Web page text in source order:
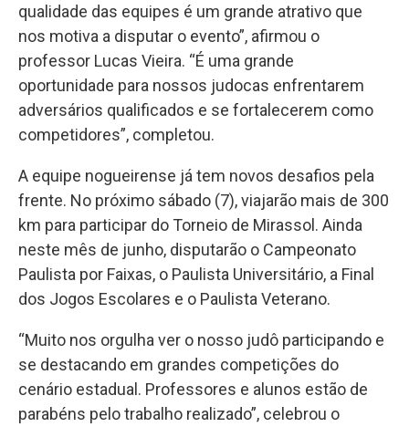
qualidade das equipes é um grande atrativo que
nos motiva a disputar o evento”, afirmou o
professor Lucas Vieira. “É uma grande
oportunidade para nossos judocas enfrentarem
adversários qualificados e se fortalecerem como
competidores”, completou.
A equipe nogueirense já tem novos desafios pela
frente. No próximo sábado (7), viajarão mais de 300
km para participar do Torneio de Mirassol. Ainda
neste mês de junho, disputarão o Campeonato
Paulista por Faixas, o Paulista Universitário, a Final
dos Jogos Escolares e o Paulista Veterano.
“Muito nos orgulha ver o nosso judô participando e
se destacando em grandes competições do
cenário estadual. Professores e alunos estão de
parabéns pelo trabalho realizado”, celebrou o